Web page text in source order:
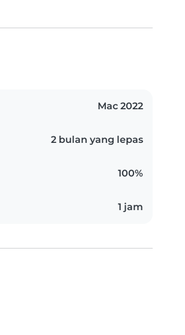
Mac 2022
2 bulan yang lepas
100%
1 jam